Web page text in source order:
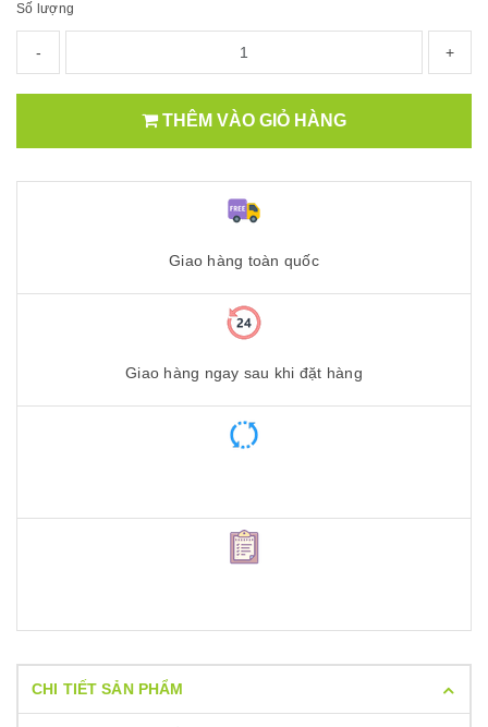
Số lượng
- +
THÊM VÀO GIỎ HÀNG
Giao hàng toàn quốc
Giao hàng ngay sau khi đặt hàng
CHI TIẾT SẢN PHẨM